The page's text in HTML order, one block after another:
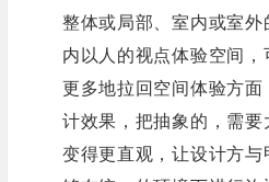
整体或局部、室内或室
内以人的视点体验空间
更多地拉回空间体验方
计效果，把抽象的，需
变得更直观，让设计方